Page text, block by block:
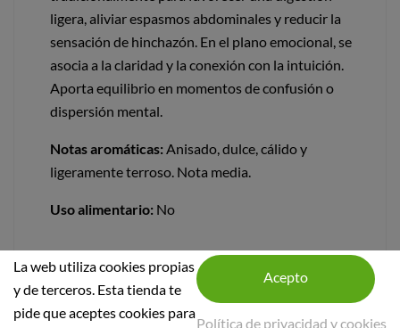
ligera, aliviar espasmos abdominales y reducir la
sensación de hinchazón. En el plano emocional, se
asocia a la claridad y la conexión con la intuición.
Aporta equilibrio en momentos de confusión o
dispersión mental.
Notas aromáticas: Anisado, dulce, cálido y
ligeramente terroso. Nota media.
Uso alimentario: No
La web utiliza cookies propias
y de terceros. Esta tienda te
pide que aceptes cookies para
Política de privacidad y cookies